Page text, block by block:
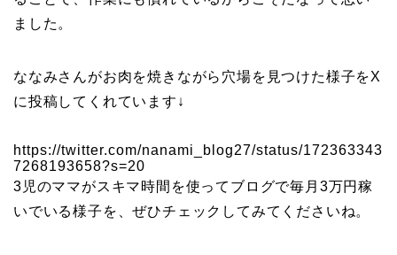
ました。
ななみさんがお肉を焼きながら穴場を見つけた様子をX
に投稿してくれています↓
https://twitter.com/nanami_blog27/status/172363343
7268193658?s=20
3児のママがスキマ時間を使ってブログで毎月3万円稼
いでいる様子を、ぜひチェックしてみてくださいね。